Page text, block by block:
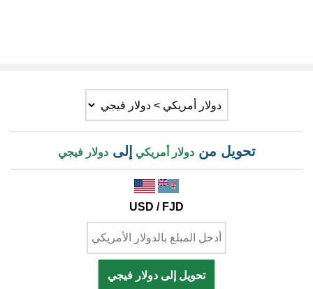
تحويل مندولار أمريكي إلىدولار فيجي
USD / FJD
تحويل إلى دولار فيجي